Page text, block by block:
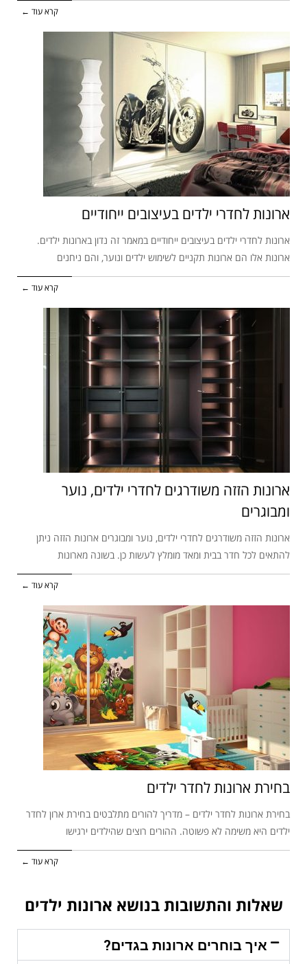
קרא עוד ←
ארונות לחדרי ילדים בעיצובים ייחודיים
ארונות לחדרי ילדים בעיצובים ייחודיים במאמר זה נדון בארונות ילדים.
ארונות אלו הם ארונות תקניים לשימוש ילדים ונוער, והם ניחנים
קרא עוד ←
ארונות הזזה משודרגים לחדרי ילדים, נוער
ומבוגרים
ארונות הזזה משודרגים לחדרי ילדים, נוער ומבוגרים ארונות הזזה ניתן
להתאים לכל חדר בבית ומאד מומלץ לעשות כן. בשונה מארונות
קרא עוד ←
בחירת ארונות לחדר ילדים
בחירת ארונות לחדר ילדים – מדריך להורים מתלבטים בחירת ארון לחדר
ילדים היא משימה לא פשוטה. ההורים רוצים שהילדים ירגישו
קרא עוד ←
שאלות והתשובות בנושא ארונות ילדים
איך בוחרים ארונות בגדים?